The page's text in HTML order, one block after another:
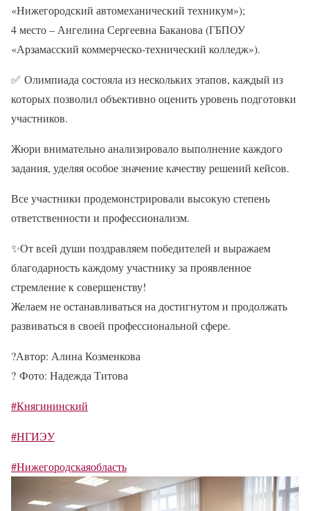
«Нижегородский автомеханический техникум»);
4 место – Ангелина Сергеевна Баканова (ГБПОУ
«Арзамасский коммерческо-технический колледж»).
✅ Олимпиада состояла из нескольких этапов, каждый из
которых позволил объективно оценить уровень подготовки
участников.
Жюри внимательно анализировало выполнение каждого
задания, уделяя особое значение качеству решений кейсов.
Все участники продемонстрировали высокую степень
ответственности и профессионализм.
✨От всей души поздравляем победителей и выражаем
благодарность каждому участнику за проявленное
стремление к совершенству!
Желаем не останавливаться на достигнутом и продолжать
развиваться в своей профессиональной сфере.
?Автор: Алина Козменкова
? Фото: Надежда Титова
#Княгининский
#НГИЭУ
#Нижегородскаяобласть